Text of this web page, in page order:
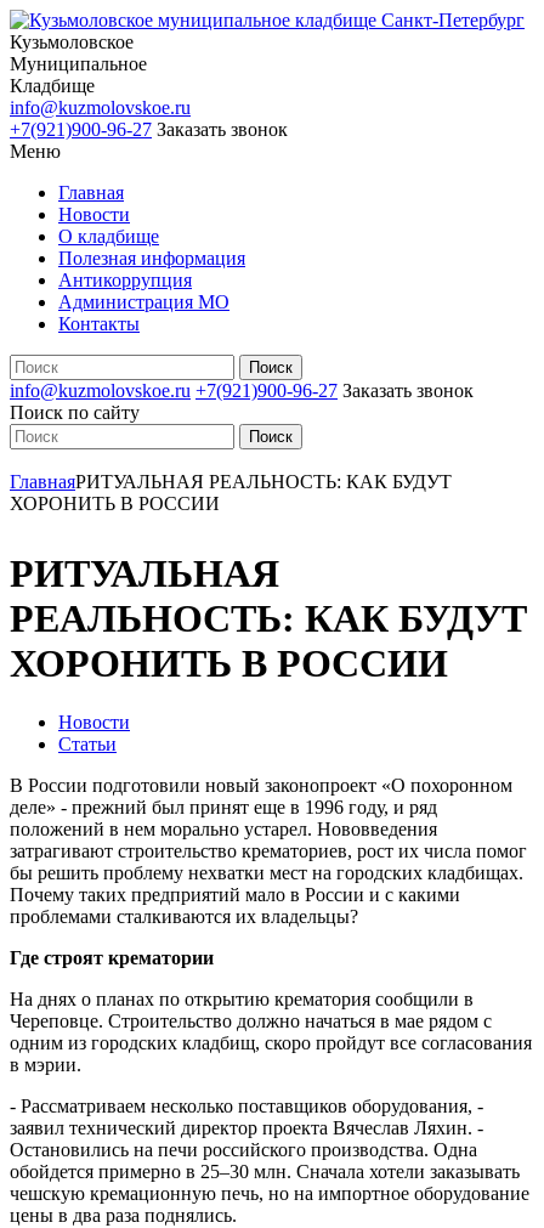
Кузьмоловское
Муниципальное
Кладбище
info@kuzmolovskoe.ru
+7(921)900-96-27 Заказать звонок
Меню
Главная
Новости
О кладбище
Полезная информация
Антикоррупция
Администрация МО
Контакты
info@kuzmolovskoe.ru +7(921)900-96-27 Заказать звонок
Поиск по сайту
ГлавнаяРИТУАЛЬНАЯ РЕАЛЬНОСТЬ: КАК БУДУТ
ХОРОНИТЬ В РОССИИ
РИТУАЛЬНАЯ
РЕАЛЬНОСТЬ: КАК БУДУТ
ХОРОНИТЬ В РОССИИ
Новости
Статьи
В России подготовили новый законопроект «О похоронном
деле» - прежний был принят еще в 1996 году, и ряд
положений в нем морально устарел. Нововведения
затрагивают строительство крематориев, рост их числа помог
бы решить проблему нехватки мест на городских кладбищах.
Почему таких предприятий мало в России и с какими
проблемами сталкиваются их владельцы?
Где строят крематории
На днях о планах по открытию крематория сообщили в
Череповце. Строительство должно начаться в мае рядом с
одним из городских кладбищ, скоро пройдут все согласования
в мэрии.
- Рассматриваем несколько поставщиков оборудования, -
заявил технический директор проекта Вячеслав Ляхин. -
Остановились на печи российского производства. Одна
обойдется примерно в 25–30 млн. Сначала хотели заказывать
чешскую кремационную печь, но на импортное оборудование
цены в два раза поднялись.